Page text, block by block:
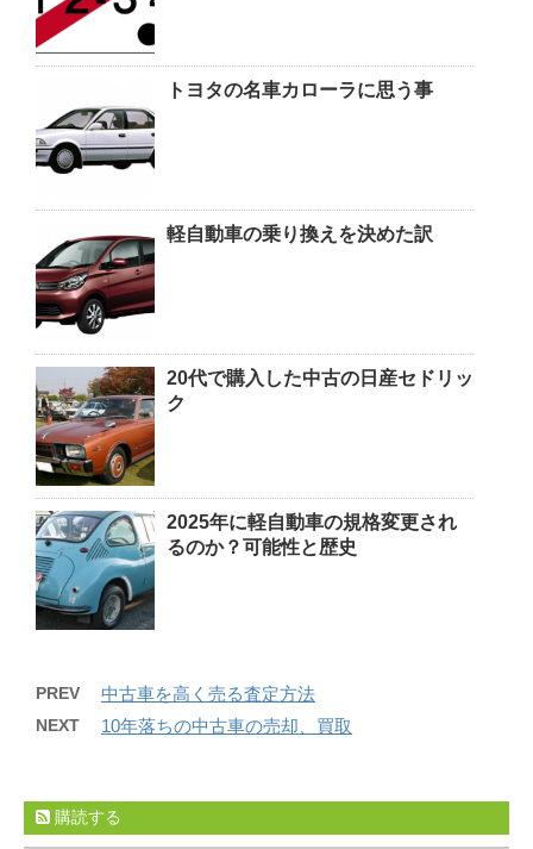
トヨタの名車カローラに思う事
軽自動車の乗り換えを決めた訳
20代で購入した中古の日産セドリッ
ク
2025年に軽自動車の規格変更され
るのか？可能性と歴史
PREV 中古車を高く売る査定方法
NEXT 10年落ちの中古車の売却、買取
購読する